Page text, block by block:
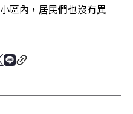
區內，居民們也沒有異